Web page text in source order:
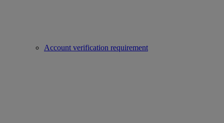
Account verification requirement